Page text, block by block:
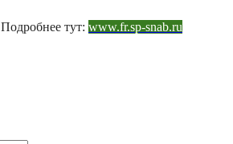
Подробнее тут: www.fr.sp-snab.ru